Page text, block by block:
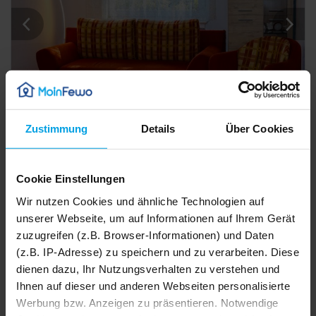
Zustimmung Details Über Cookies
Cookie Einstellungen
Wir nutzen Cookies und ähnliche Technologien auf
unserer Webseite, um auf Informationen auf Ihrem Gerät
zuzugreifen (z.B. Browser-Informationen) und Daten
(z.B. IP-Adresse) zu speichern und zu verarbeiten. Diese
dienen dazu, Ihr Nutzungsverhalten zu verstehen und
Ihnen auf dieser und anderen Webseiten personalisierte
Werbung bzw. Anzeigen zu präsentieren. Notwendige
39 m² Ferienwohnung 1 Schlafz.
Monteurwohnung Herzogstadt - Monteurwohnung
Details